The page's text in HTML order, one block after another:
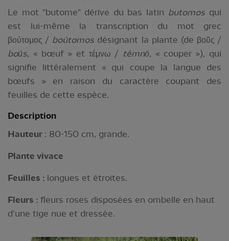
Le mot "butome" dérive du bas latin butomos qui
est lui-même la transcription du mot grec
βούτομος / boútomos désignant la plante (de βοῦς /
boūs, « bœuf » et τέμνω / témnō, « couper »), qui
signifie littéralement « qui coupe la langue des
bœufs » en raison du caractère coupant des
feuilles de cette espèce.
Description
Hauteur : 80-150 cm, grande.
Plante vivace
Feuilles : longues et étroites.
Fleurs : fleurs roses disposées en ombelle en haut
d’une tige nue et dressée.